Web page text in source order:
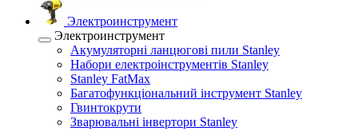
Электроинструмент
Электроинструмент
Акумуляторні ланцюгові пили Stanley
Набори електроінструментів Stanley
Stanley FatMax
Багатофункціональний інструмент Stanley
Гвинтокрути
Зварювальні інвертори Stanley